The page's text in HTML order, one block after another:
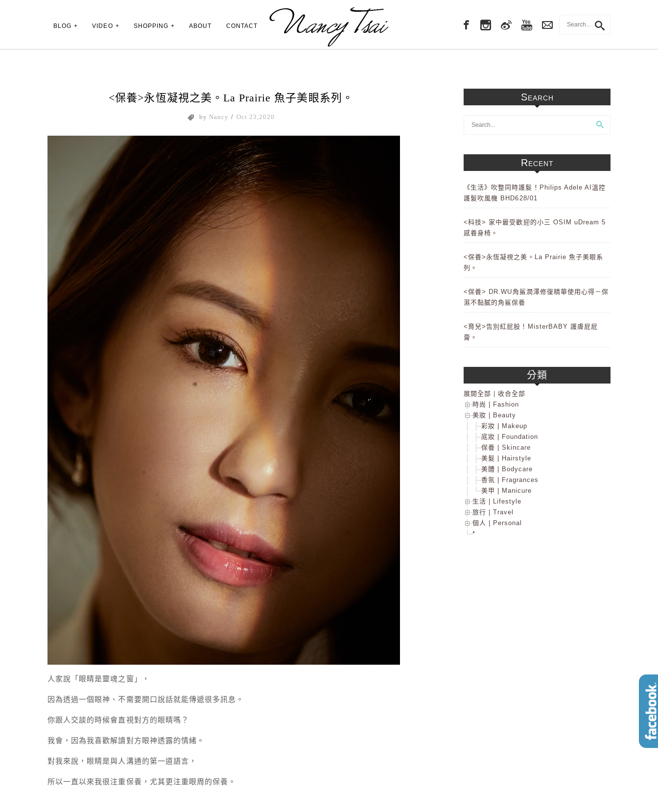
Main Menu
BLOG VIDEO SHOPPING ABOUT CONTACT
<保養>永恆凝視之美。La Prairie 魚子美眼系列。
by Nancy / Oct 23,2020
人家說「眼睛是靈魂之窗」，
因為透過一個眼神、不需要開口說話就能傳遞很多訊息。
你跟人交談的時候會直視對方的眼睛嗎？
我會，因為我喜歡解讀對方眼神透露的情緒。
對我來說，眼睛是與人溝通的第一道語言，
所以一直以來我很注重保養，尤其更注重眼周的保養。
Search
Recent
《生活》吹整同時護髮！Philips Adele AI溫控
護髮吹風機 BHD628/01
<科技> 家中最受歡迎的小三 OSIM uDream 5
感養身椅。
<保養>永恆凝視之美。La Prairie 魚子美眼系
列。
<保養> DR.WU角鯊潤澤修復精華使用心得－保
濕不黏膩的角鯊保養
<育兒>告別紅屁股！MisterBABY 護膚屁屁
膏。
分類
展開全部
收合全部
時尚 | Fashion
美妝 | Beauty
彩妝 | Makeup
底妝 | Foundation
保養 | Skincare
美髮 | Hairstyle
美體 | Bodycare
香氛 | Fragrances
美甲 | Manicure
生活 | Lifestyle
旅行 | Travel
個人 | Personal
*